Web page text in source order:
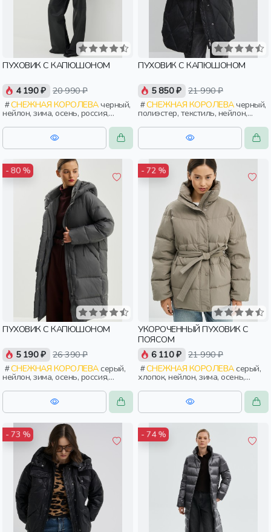
ПУХОВИК С КАПЮШОНОМ
4 190 ₽ 20 990 ₽
СНЕЖНАЯ КОРОЛЕВАчерный,
нейлон, зима, осень, россия,
удлиненные, капюшон, застежка,
утепленные, кнопки, разрез,
воротник, воротник-стойка,
женщины, взрослые
ПУХОВИК С КАПЮШОНОМ
5 850 ₽ 21 990 ₽
СНЕЖНАЯ КОРОЛЕВАчерный,
полиэстер, текстиль, нейлон,
зима, осень, россия, прямые,
капюшон, застежка, утепленные,
стеганые, кнопки, прорези,
карман, воротник, женщины,
- 80 %
ПУХОВИК С КАПЮШОНОМ
5 190 ₽ 26 390 ₽
СНЕЖНАЯ КОРОЛЕВАсерый,
нейлон, зима, осень, россия,
прямые, капюшон, женщины,
взрослые
- 72 %
УКОРОЧЕННЫЙ ПУХОВИК С
ПОЯСОМ
6 110 ₽ 21 990 ₽
СНЕЖНАЯ КОРОЛЕВАсерый,
хлопок, нейлон, зима, осень,
- 73 % - 74 %